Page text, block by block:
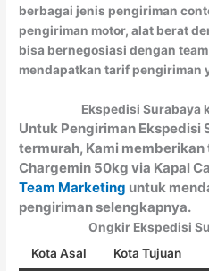
berbagai jenis pengiriman
pengiriman motor, alat berat
bisa bernegosiasi dengan
mendapatkan tarif pengiriman
Ekspedisi Surabaya
Untuk Pengiriman Ekspedisi
termurah, Kami
Chargemin 50kg via Kapal
Team Marketing untuk
pengiriman selengkapnya.
Ongkir Ekspedisi
Kota Asal
Kota Tujuan